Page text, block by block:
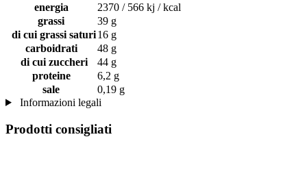
energia
2370 / 566 kj / kcal
grassi
39 g
di cui grassi saturi16 g
carboidrati
48 g
di cui zuccheri
44 g
proteine
6,2 g
sale
0,19 g
Informazioni legali
Prodotti consigliati